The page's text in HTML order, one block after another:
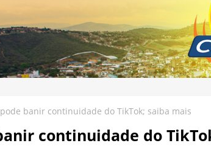
banir continuidade do TikTok; saiba mais
continuidade do